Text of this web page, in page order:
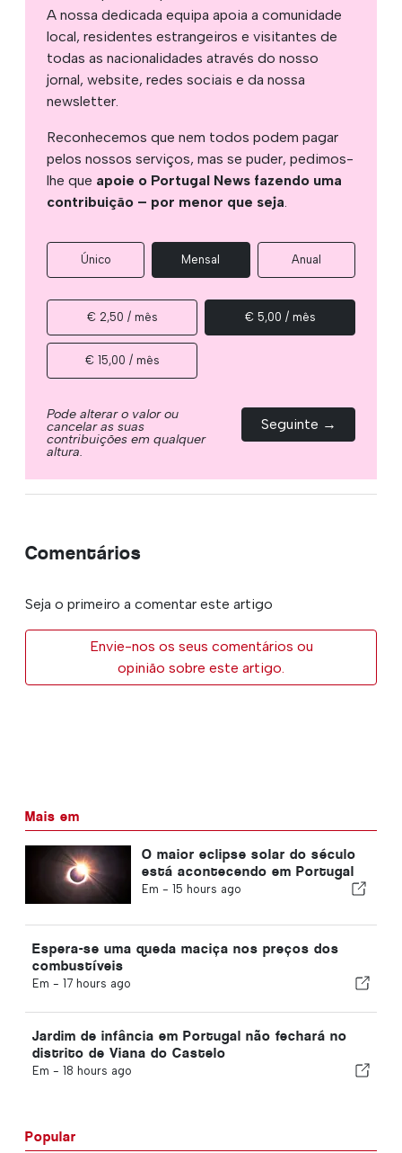
A nossa dedicada equipa apoia a comunidade
local, residentes estrangeiros e visitantes de
todas as nacionalidades através do nosso
jornal, website, redes sociais e da nossa
newsletter.
Reconhecemos que nem todos podem pagar
pelos nossos serviços, mas se puder, pedimos-
lhe que apoie o Portugal News fazendo uma
contribuição – por menor que seja.
Único Mensal Anual
€ 2,50 / mês € 5,00 / mês
€ 15,00 / mês
Pode alterar o valor ou
cancelar as suas
contribuições em qualquer
altura.
Seguinte →
Comentários
Seja o primeiro a comentar este artigo
Envie-nos os seus comentários ou
opinião sobre este artigo.
Mais em
O maior eclipse solar do século
está acontecendo em Portugal
Em - 15 hours ago
Espera-se uma queda maciça nos preços dos
combustíveis
Em - 17 hours ago
Jardim de infância em Portugal não fechará no
distrito de Viana do Castelo
Em - 18 hours ago
Popular